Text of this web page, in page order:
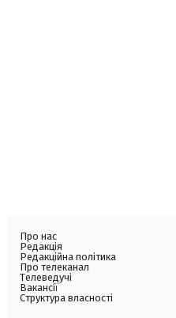
Про нас
Редакція
Редакційна політика
Про телеканал
Телеведучі
Вакансії
Структура власності